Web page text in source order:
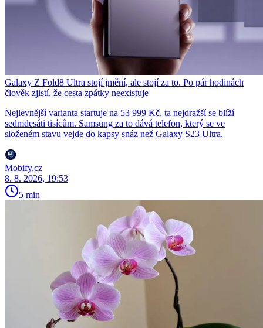
Galaxy Z Fold8 Ultra stojí jmění, ale stojí za to. Po pár hodinách
člověk zjistí, že cesta zpátky neexistuje
Nejlevnější varianta startuje na 53 999 Kč, ta nejdražší se blíží
sedmdesáti tisícům. Samsung za to dává telefon, který se ve
složeném stavu vejde do kapsy snáz než Galaxy S23 Ultra.
Mobify.cz
8. 8. 2026, 19:53
5 min